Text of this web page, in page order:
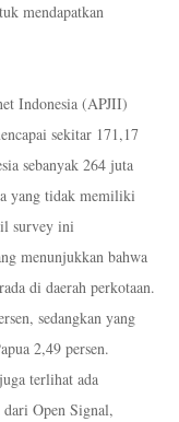
mendapatkan
Indonesia (APJII)
sekitar 171,17
sebanyak 264 juta
yang tidak memiliki
survey ini
menunjukkan bahwa
di daerah perkotaan.
sedangkan yang
2,49 persen.
terlihat ada
dari Open Signal,